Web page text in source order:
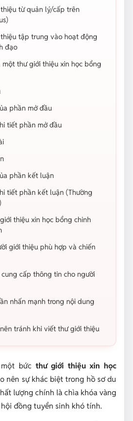
thiệu từ quản lý/cấp trên
thiệu tập trung vào hoạt động
đạo
một thư giới thiệu xin học bổng
phần mở đầu
tiết phần mở đầu
phần kết luận
tiết phần kết luận (Thường
thiệu xin học bổng chinh
giới thiệu phù hợp và chiến
cung cấp thông tin cho người
nhấn mạnh trong nội dung
tránh khi viết thư giới thiệu
bức thư giới thiệu xin học
nên sự khác biệt trong hồ sơ du
lượng chính là chìa khóa vàng
đồng tuyển sinh khó tính.